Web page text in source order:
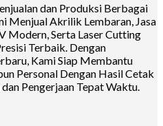
dan Produksi Berbagai
Menjual Akrilik Lembaran, Jasa
Modern, Serta Laser Cutting
Terbaik. Dengan
Kami Siap Membantu
Personal Dengan Hasil Cetak
Pengerjaan Tepat Waktu.